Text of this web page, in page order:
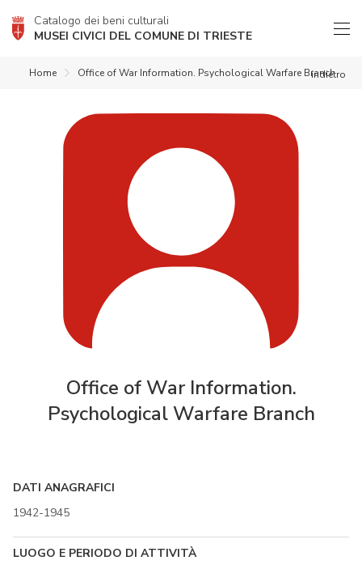
Catalogo dei beni culturali
MUSEI CIVICI DEL COMUNE DI TRIESTE
indietro
Home Office of War Information. Psychological Warfare Branch
Office of War Information.
Psychological Warfare Branch
DATI ANAGRAFICI
1942-1945
LUOGO E PERIODO DI ATTIVITÀ